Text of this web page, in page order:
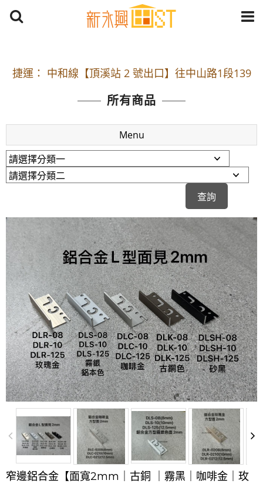
捷運： 中和線【頂溪站 2 號出口】往中山路1段139
原Line已滿 無法加Line好友 請親愛的客戶加入
LINE官方帳號@a0975005573
開車：中山路1段 到永平路路口(樂華夜市口)門口可
停車
捷運： 中和線【頂溪站 2 號出口】往中山路1段139
號約10分鐘
原Line已滿 無法加Line好友 請親愛的客戶加入
LINE官方帳號@a0975005573
所有商品
Menu
窄邊鋁合金【面寬2mm｜古銅 ｜霧黑｜咖啡金｜玫